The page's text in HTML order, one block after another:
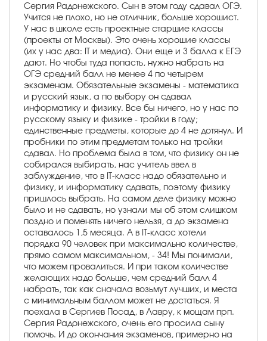
Сергия Радонежского. Сын в этом году сдавал ОГЭ.
Учится не плохо, но не отличник, больше хорошист.
У нас в школе есть проектные старшие классы
(проекты от Москвы). Это очень хорошие классы
(их у нас два: IT и медиа). Они еще и 3 балла к ЕГЭ
дают. Но чтобы туда попасть, нужно набрать на
ОГЭ средний балл не менее 4 по четырем
экзаменам. Обязательные экзамены - математика
и русский язык, а по выбору он сдавал
информатику и физику. Все бы ничего, но у нас по
русскому языку и физике - тройки в году;
единственные предметы, которые до 4 не дотянул. И
пробники по этим предметам только на тройки
сдавал. Но проблема была в том, что физику он не
собирался выбирать, нас учитель ввел в
заблуждение, что в IT-класс надо обязательно и
физику, и информатику сдавать, поэтому физику
пришлось выбрать. На самом деле физику можно
было и не сдавать, но узнали мы об этом слишком
поздно и поменять ничего нельзя, а до экзамена
оставалось 1,5 месяца. А в IT-класс хотели
порядка 90 человек при максимально количестве,
прямо самом максимальном, - 34! Мы понимали,
что можем провалиться. И при таком количестве
желающих надо больше, чем средний балл 4
набрать, так как сначала возьмут лучших, и места
с минимальным баллом может не достаться. Я
поехала в Сергиев Посад, в Лавру, к мощам прп.
Сергия Радонежского, очень его просила сыну
помочь. И до окончания экзаменов, примерно на